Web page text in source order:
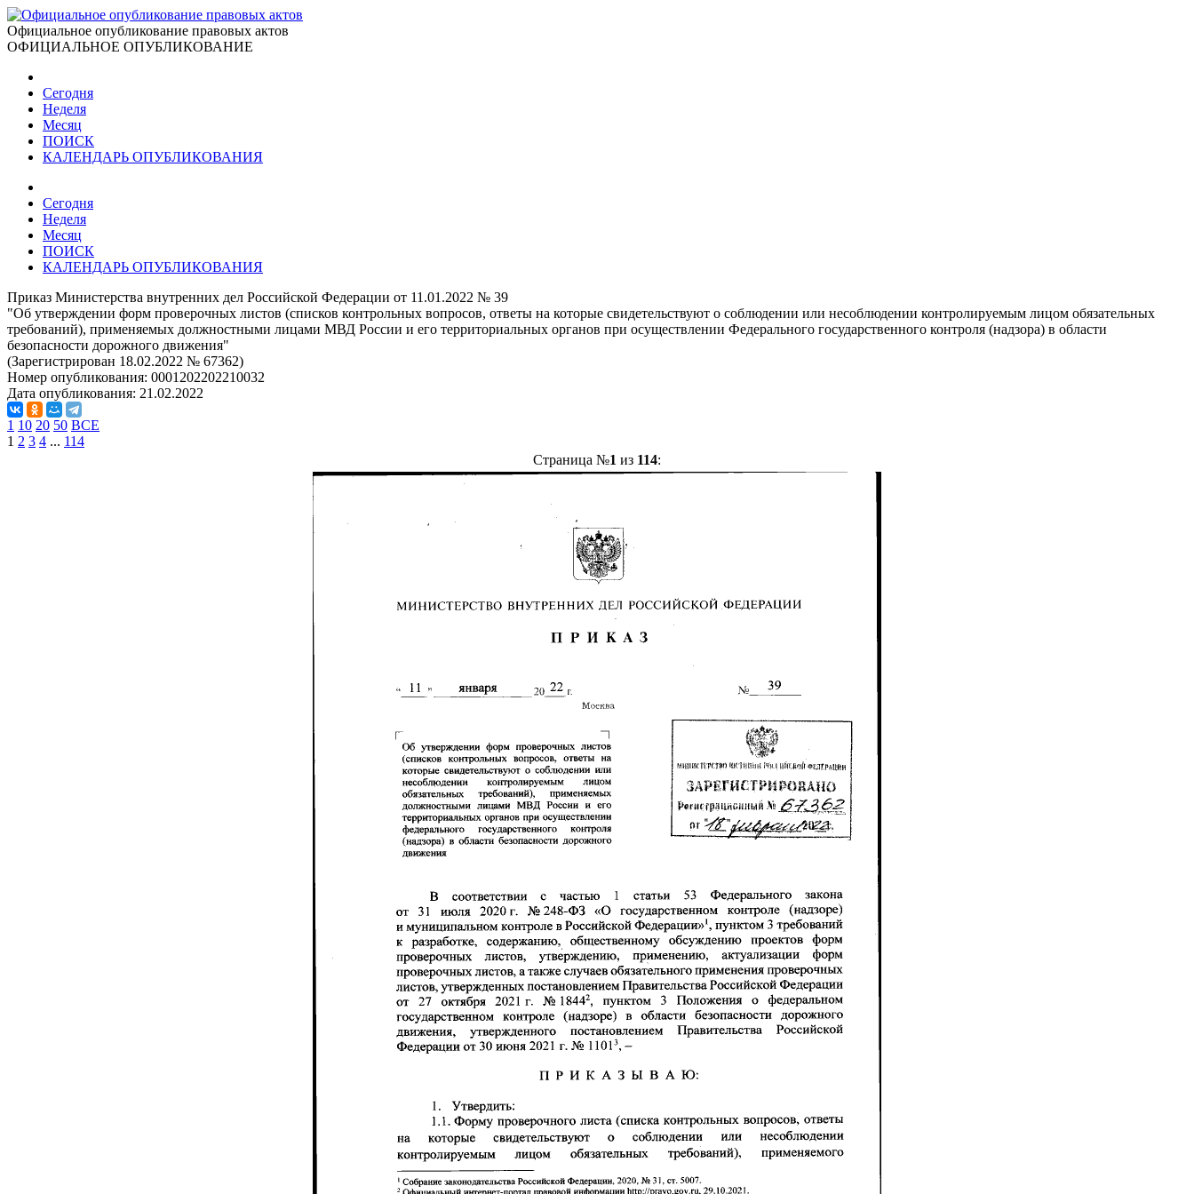
Официальное опубликование правовых актов
ОФИЦИАЛЬНОЕ ОПУБЛИКОВАНИЕ
Сегодня
Неделя
Месяц
ПОИСК
КАЛЕНДАРЬ ОПУБЛИКОВАНИЯ
Сегодня
Неделя
Месяц
ПОИСК
КАЛЕНДАРЬ ОПУБЛИКОВАНИЯ
Приказ Министерства внутренних дел Российской Федерации от 11.01.2022 № 39
"Об утверждении форм проверочных листов (списков контрольных вопросов, ответы на которые свидетельствуют о соблюдении или несоблюдении контролируемым лицом обязательных
требований), применяемых должностными лицами МВД России и его территориальных органов при осуществлении Федерального государственного контроля (надзора) в области
безопасности дорожного движения"
(Зарегистрирован 18.02.2022 № 67362)
Номер опубликования: 0001202202210032
Дата опубликования: 21.02.2022
1 10 20 50 ВСЕ
1 2 3 4 ... 114
Страница №1 из 114: